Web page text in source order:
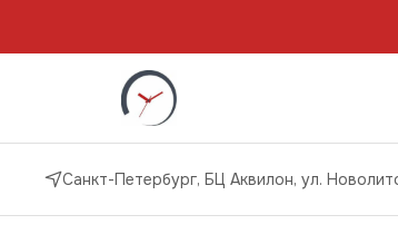
Санкт-Петербург, БЦ Аквилон, ул.